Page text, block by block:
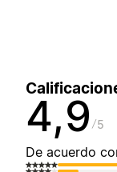
4,9 5
De acuerdo